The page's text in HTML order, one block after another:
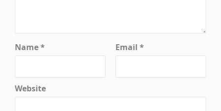
Name* Email *
Website